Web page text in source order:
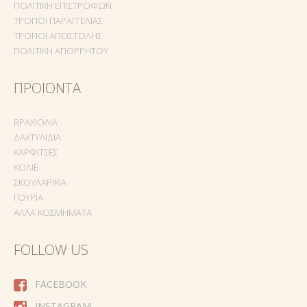
ΠΟΛΙΤΙΚΉ ΕΠΙΣΤΡΟΦΏΝ
ΤΡΌΠΟΙ ΠΑΡΑΓΓΕΛΊΑΣ
ΤΡΌΠΟΙ ΑΠΟΣΤΟΛΉΣ
ΠΟΛΙΤΙΚΉ ΑΠΟΡΡΉΤΟΥ
ΠΡΟΪΌΝΤΑ
ΒΡΑΧΙΌΛΙΑ
ΔΑΧΤΥΛΊΔΙΑ
ΚΑΡΦΊΤΣΕΣ
ΚΟΛΙΈ
ΣΚΟΥΛΑΡΊΚΙΑ
ΓΟΎΡΙΑ
ΆΛΛΑ ΚΟΣΜΉΜΑΤΑ
FOLLOW US
FACEBOOK